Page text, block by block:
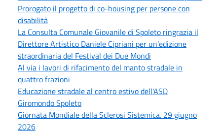
Prorogato il progetto di co-housing per persone con
disabilità
La Consulta Comunale Giovanile di Spoleto ringrazia il
Direttore Artistico Daniele Cipriani per un’edizione
straordinaria del Festival dei Due Mondi
Al via i lavori di rifacimento del manto stradale in
quattro frazioni
Educazione stradale al centro estivo dell'ASD
Giromondo Spoleto
Giornata Mondiale della Sclerosi Sistemica. 29 giugno
2026